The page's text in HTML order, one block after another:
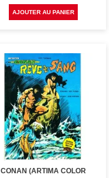
AJOUTER AU PANIER
CONAN (ARTIMA COLOR